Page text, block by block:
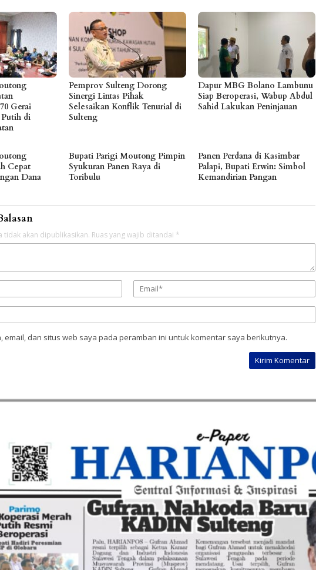
Gerai
di
Pemprov Sulteng Dorong
Sinergi Lintas Pihak
Selesaikan Konflik Tenurial di
Sulteng
Dapur MBG Bolano Lambunu
Siap Beroperasi, Wabup Abdul
Sahid Lakukan Peninjauan
Cepat
Dana
Bupati Parigi Moutong Pimpin
Syukuran Panen Raya di
Toribulu
Panen Perdana di Kasimbar
Palapi, Bupati Erwin: Simbol
Kemandirian Pangan
tidak akan dipublikasikan. Ruas yang wajib ditandai *
email, dan situs web saya pada peramban ini untuk komentar saya berikutnya.